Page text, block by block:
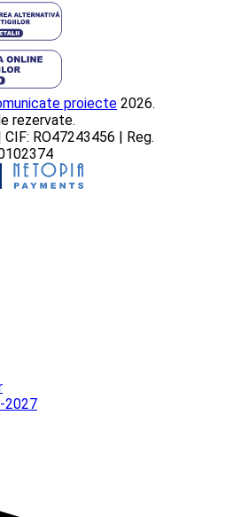
proiecte 2026.
rezervate.
CIF: RO47243456 | Reg.
2027